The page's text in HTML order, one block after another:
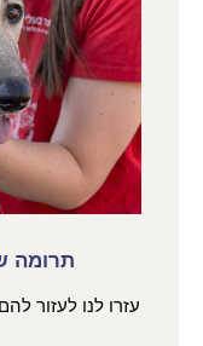
תרומה
עזרו לנו לעזור